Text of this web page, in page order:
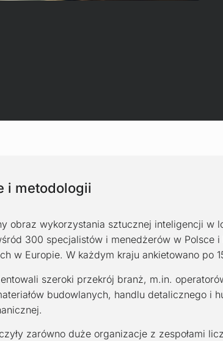
i metodologii
obraz wykorzystania sztucznej inteligencji w
300 specjalistów i menedżerów w Polsce
w Europie. W każdym kraju ankietowano po
szeroki przekrój branż, m.in.
budowlanych, handlu detalicznego i
zarówno duże organizacje z zespołami